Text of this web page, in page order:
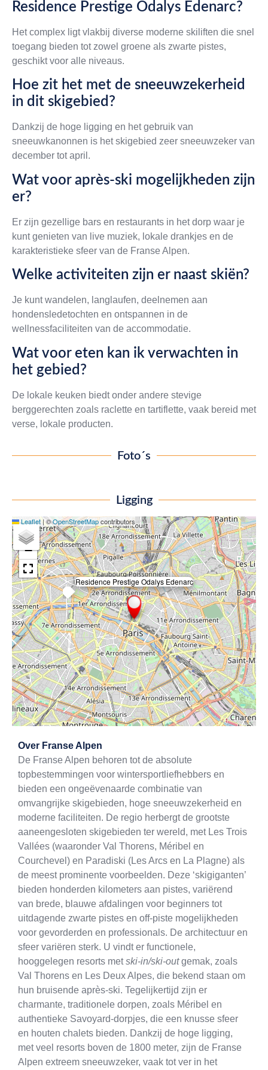
Residence Prestige Odalys Edenarc?
Het complex ligt vlakbij diverse moderne skiliften die snel
toegang bieden tot zowel groene als zwarte pistes,
geschikt voor alle niveaus.
Hoe zit het met de sneeuwzekerheid
in dit skigebied?
Dankzij de hoge ligging en het gebruik van
sneeuwkanonnen is het skigebied zeer sneeuwzeker van
december tot april.
Wat voor après-ski mogelijkheden zijn
er?
Er zijn gezellige bars en restaurants in het dorp waar je
kunt genieten van live muziek, lokale drankjes en de
karakteristieke sfeer van de Franse Alpen.
Welke activiteiten zijn er naast skiën?
Je kunt wandelen, langlaufen, deelnemen aan
hondensledetochten en ontspannen in de
wellnessfaciliteiten van de accommodatie.
Wat voor eten kan ik verwachten in
het gebied?
De lokale keuken biedt onder andere stevige
berggerechten zoals raclette en tartiflette, vaak bereid met
verse, lokale producten.
Foto´s
Ligging
Residence Prestige Odalys Edenarc
×
+
−
Leaflet |©OpenStreetMapcontributors
Over Franse Alpen
De Franse Alpen behoren tot de absolute
topbestemmingen voor wintersportliefhebbers en
bieden een ongeëvenaarde combinatie van
omvangrijke skigebieden, hoge sneeuwzekerheid en
moderne faciliteiten. De regio herbergt de grootste
aaneengesloten skigebieden ter wereld, met Les Trois
Vallées (waaronder Val Thorens, Méribel en
Courchevel) en Paradiski (Les Arcs en La Plagne) als
de meest prominente voorbeelden. Deze ‘skigiganten’
bieden honderden kilometers aan pistes, variërend
van brede, blauwe afdalingen voor beginners tot
uitdagende zwarte pistes en off-piste mogelijkheden
voor gevorderden en professionals. De architectuur en
sfeer variëren sterk. U vindt er functionele,
hooggelegen resorts metski-in/ski-outgemak, zoals
Val Thorens en Les Deux Alpes, die bekend staan om
hun bruisende après-ski. Tegelijkertijd zijn er
charmante, traditionele dorpen, zoals Méribel en
authentieke Savoyard-dorpjes, die een knusse sfeer
en houten chalets bieden. Dankzij de hoge ligging,
met veel resorts boven de 1800 meter, zijn de Franse
Alpen extreem sneeuwzeker, vaak tot ver in het